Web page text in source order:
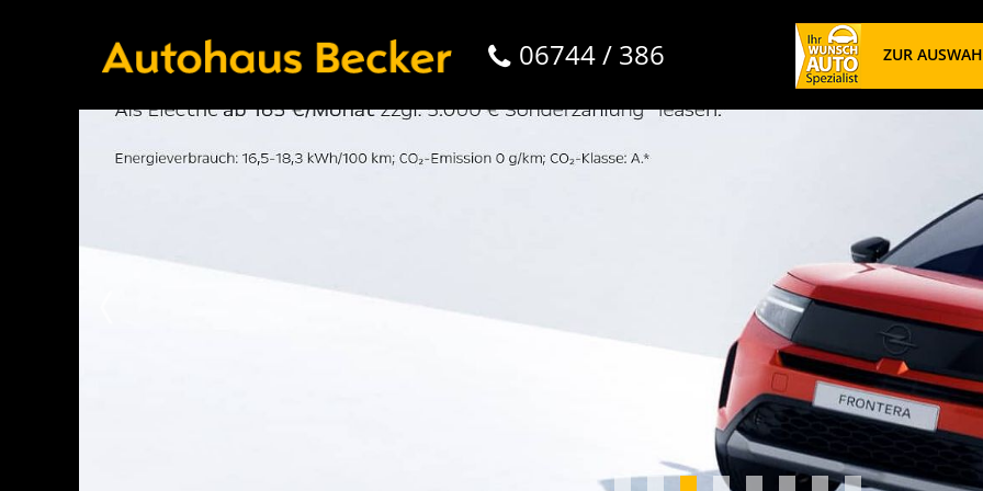
06744 / 386 ZUR